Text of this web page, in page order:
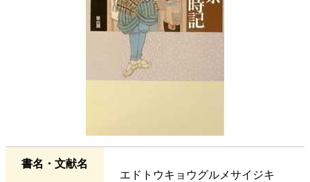
書名・文献名
エドトウキョウグルメサイジキ